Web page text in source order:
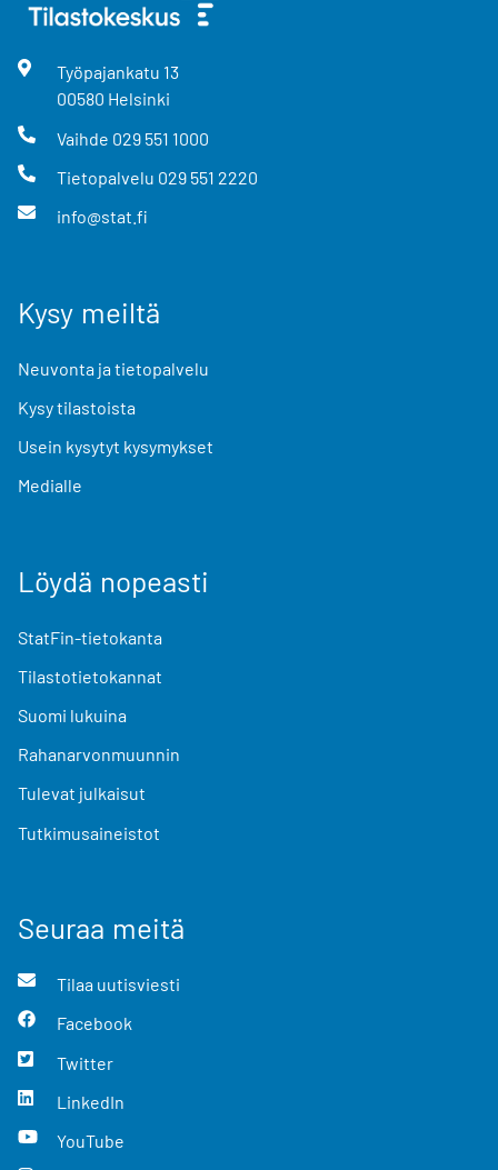
Työpajankatu 13
00580 Helsinki
Vaihde 029 551 1000
Tietopalvelu 029 551 2220
info@stat.fi
Kysy meiltä
Neuvonta ja tietopalvelu
Kysy tilastoista
Usein kysytyt kysymykset
Medialle
Löydä nopeasti
StatFin-tietokanta
Tilastotietokannat
Suomi lukuina
Rahanarvonmuunnin
Tulevat julkaisut
Tutkimusaineistot
Seuraa meitä
Tilaa uutisviesti
Facebook
Twitter
LinkedIn
YouTube